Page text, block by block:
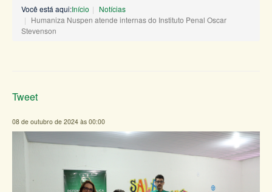
Você está aqui:Início
Notícias
Humaniza Nuspen atende internas do Instituto Penal Oscar
Stevenson
Tweet
08 de outubro de 2024 às 00:00